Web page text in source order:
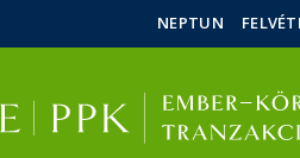
Hírek
Események
ELTE aNEPTUN